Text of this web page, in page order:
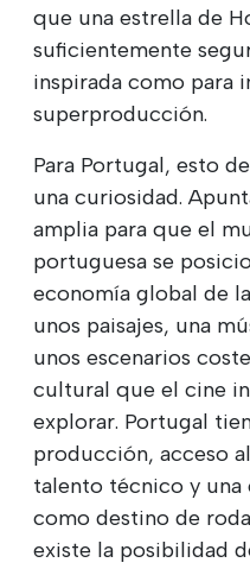
que una estrella de
suficientemente
inspirada como para
superproducción.
Para Portugal, esto
una curiosidad.
amplia para que el
portuguesa se
economía global de
unos paisajes, una
unos escenarios
cultural que el cine
explorar. Portugal
producción, acceso
talento técnico y
como destino de
existe la posibilidad